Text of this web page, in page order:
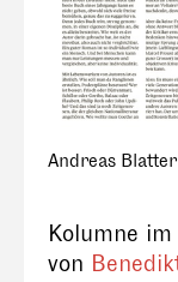
Andreas Blatter
Kolumne
von